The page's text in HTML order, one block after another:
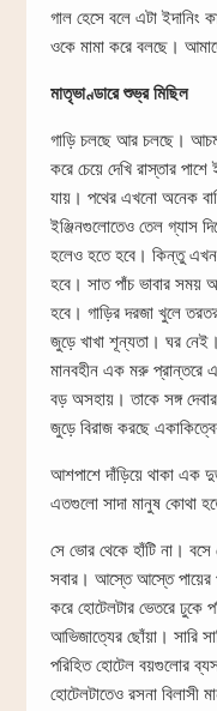
গাল হেসে বলে এটা ইদানিং
ওকে মামা করে বলছে।
মাতৃভাণ্ডারে শুভ্র মিছিল
গাড়ি চলছে আর চলছে।
করে চেয়ে দেখি রাস্তার
যায়। পথের এখনো অনেক
ইঞ্জিনগুলোতেও তেল গ্যাস
হলেও হতে হবে। কিন্তু এখন
হবে। সাত পাঁচ ভাবার সময়
হবে। গাড়ির দরজা খুলে
জুড়ে খাখা শূন্যতা। ঘর
মানবহীন এক মরু প্রান্তরে
বড় অসহায়। তাকে সঙ্গ
জুড়ে বিরাজ করছে
আশপাশে দাঁড়িয়ে থাকা এক
এতগুলো সাদা মানুষ কোথা
সে ভোর থেকে হাঁটি না।
সবার। আস্তে আস্তে পায়ের
করে হোটেলটার ভেতরে ঢুকে
আভিজাত্যের ছোঁয়া। সারি
পরিহিত হোটেল বয়গুলোর
হোটেলটাতেও রসনা বিলাসী